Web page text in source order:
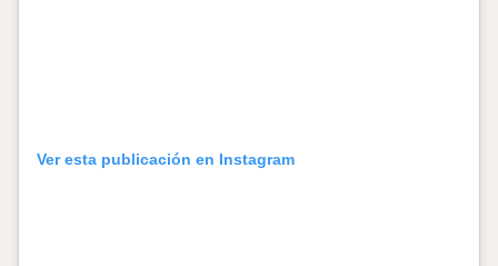
Ver esta publicación en Instagram